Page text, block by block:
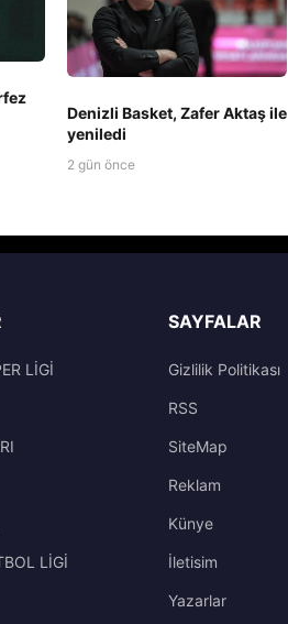
Denizli Basket, Zafer Aktaş ile
yeniledi
2 gün önce
LİGİ
LİGİ
SAYFALAR
Gizlilik Politikası
RSS
SiteMap
Reklam
Künye
İletisim
Yazarlar